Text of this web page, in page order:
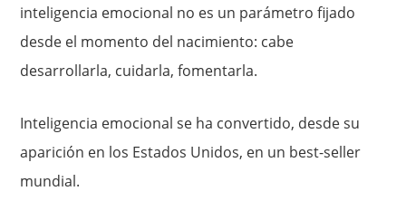
inteligencia emocional no es un parámetro fijado
desde el momento del nacimiento: cabe
desarrollarla, cuidarla, fomentarla.
Inteligencia emocional se ha convertido, desde su
aparición en los Estados Unidos, en un best-seller
mundial.